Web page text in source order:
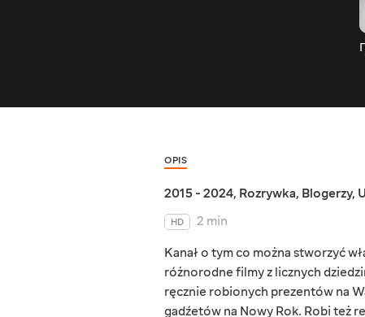
OPIS
2015 - 2024, Rozrywka, Blogerzy,
HD
2 min
Kanał o tym co można stworzyć
różnorodne filmy z licznych
ręcznie robionych prezentów na
gadźetów na Nowy Rok. Robi też